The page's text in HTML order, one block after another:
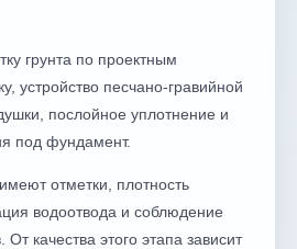
грунта по проектным
устройство песчано-гравийной
послойное уплотнение и
под фундамент.
отметки, плотность
водоотвода и соблюдение
качества этого этапа зависит